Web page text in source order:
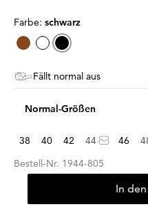
Farbe: schwarz
Fällt normal aus
Normal-Größen
38 40 42 44 46
Bestell-Nr. 1944-805
In